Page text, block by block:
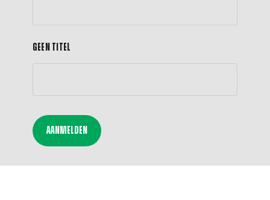
Geen titel
Aanmelden